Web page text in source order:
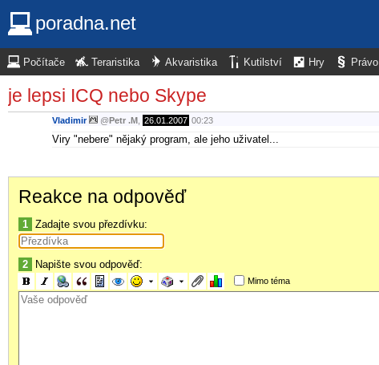
poradna.net
Počítače Teraristika Akvaristika Kutilství Hry Právo
je lepsi ICQ nebo Skype
Vladimir @Petr .M 26.01.2007 00:23
Viry "nebere" nějaký program, ale jeho uživatel...
Reakce na odpověď
1 Zadajte svou přezdívku:
2 Napište svou odpověď:
Mimo téma